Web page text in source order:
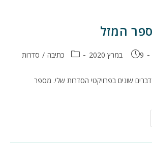
המזל
פורסם:
9 במרץ 2020 קטגוריה:כתיבה / סדרות
שונים בפרויקטי הסדרות שלי. מספר